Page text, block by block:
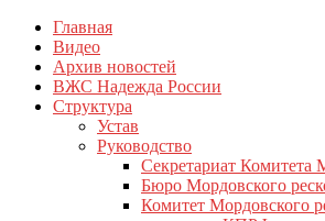
Перейти
содержимому
КПРФ Мордовия
Мордовское Региональное отделение
Главная
Видео
Архив новостей
ВЖС Надежда России
Структура
Устав
Руководство
Секретариат
Бюро Мордовского
Комитет Мордовского